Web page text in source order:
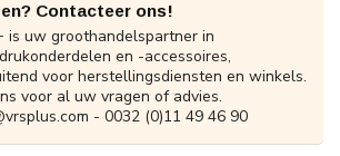
Contacteer ons!
is uw groothandelspartner in
en -accessoires,
voor herstellingsdiensten en winkels.
voor al uw vragen of advies.
- 0032 (0)11 49 46 90